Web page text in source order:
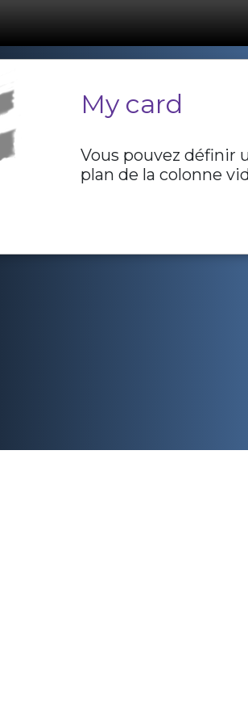
My card
Vous pouvez définir
plan de la colonne